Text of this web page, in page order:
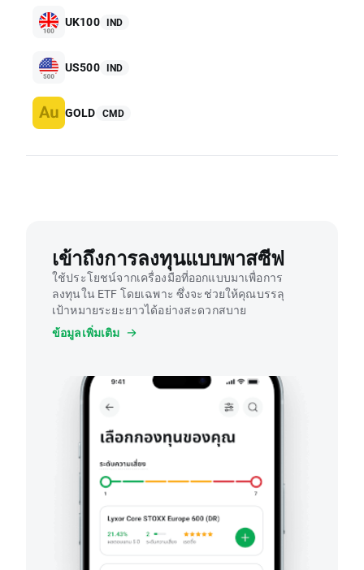
UK100 IND
US500 IND
GOLD CMD
เข้าถึงการลงทุนแบบพาสซีฟ
ใช้ประโยชน์จากเครื่องมือที่ออกแบบมาเพื่อการ
ลงทุนใน ETF โดยเฉพาะ ซึ่งจะช่วยให้คุณบรรลุ
เป้าหมายระยะยาวได้อย่างสะดวกสบาย
ข้อมูลเพิ่มเติม